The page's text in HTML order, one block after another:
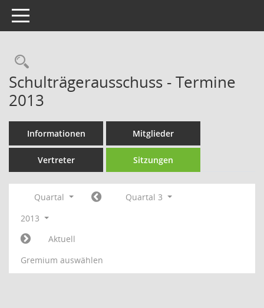
Toggle navigation
Rechercheauswahl
Schulträgerausschuss - Termine
2013
Informationen Mitglieder
Vertreter Sitzungen
Quartal
Quartal 3
2013
Aktuell
Gremium auswählen